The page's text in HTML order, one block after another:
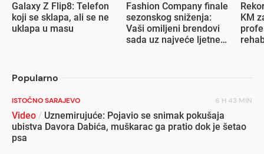
Galaxy Z Flip8: Telefon
koji se sklapa, ali se ne
uklapa u masu
Fashion Company finale
sezonskog sniženja:
Vaši omiljeni brendovi
sada uz najveće ljetne
KM
Popularno
ISTOČNO SARAJEVO 6 H 43 MIN
Video / Uznemirujuće: Pojavio se snimak pokušaja
ubistva Davora Dabića, muškarac ga pratio dok je šetao
psa